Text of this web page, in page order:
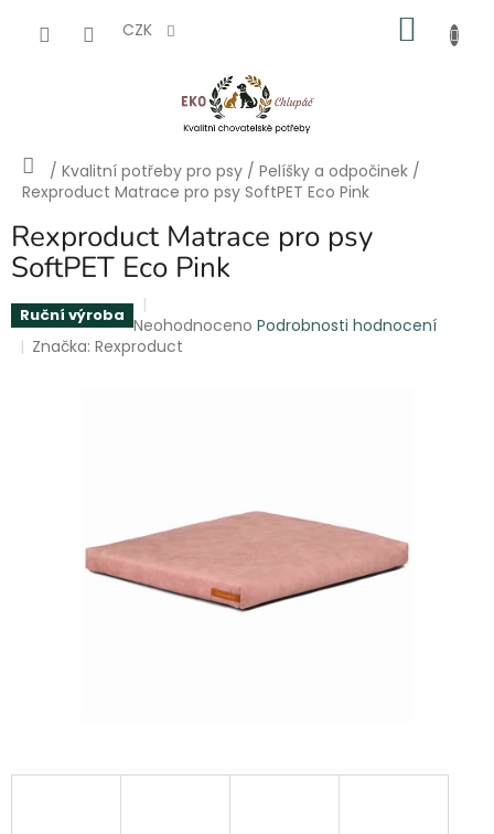
CZK
Domů
/ Kvalitní potřeby pro psy / Pelíšky a odpočinek /
Rexproduct Matrace pro psy SoftPET Eco Pink
Rexproduct Matrace pro psy
SoftPET Eco Pink
Ruční výroba Průměrné
hodnocení
Neohodnoceno Podrobnosti hodnocení
Značka:Rexproduct